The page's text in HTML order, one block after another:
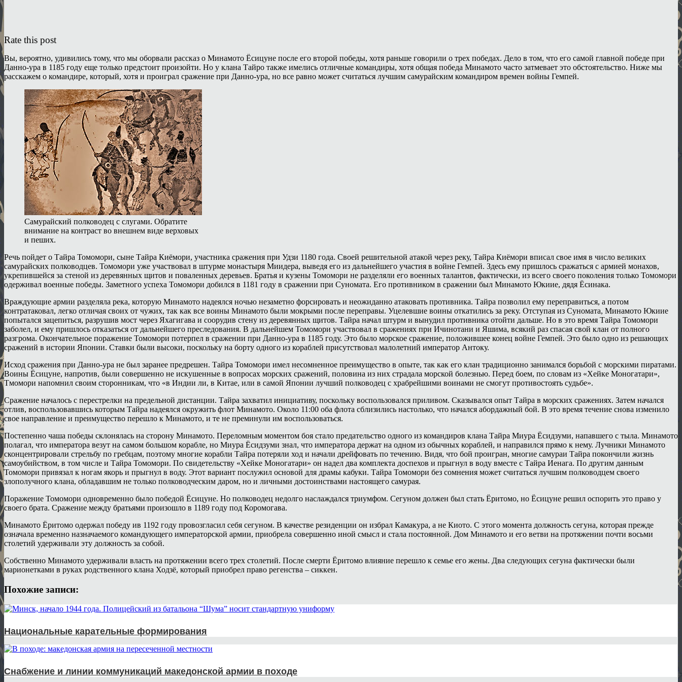
Rate this post
Вы, вероятно, удивились тому, что мы оборвали рассказ о Минамото Ёсицуне после его второй победы, хотя раньше говорили о трех победах. Дело в том, что его самой главной победе при
Данно-ура в 1185 году еще только предстоит произойти. Но у клана Тайро также имелись отличные командиры, хотя общая победа Минамото часто затмевает это обстоятельство. Ниже мы
расскажем о командире, который, хотя и проиграл сражение при Данно-ура, но все равно может считаться лучшим самурайским командиром времен войны Гемпей.
Самурайский полководец с слугами. Обратите
внимание на контраст во внешнем виде верховых
и пеших.
Речь пойдет о Тайра Томомори, сыне Тайра Киёмори, участника сражения при Удзи 1180 года. Своей решительной атакой через реку, Тайра Киёмори вписал свое имя в число великих
самурайских полководцев. Томомори уже участвовал в штурме монастыря Миидера, выведя его из дальнейшего участия в войне Гемпей. Здесь ему пришлось сражаться с армией монахов,
укрепившейся за стеной из деревянных щитов и поваленных деревьев. Братья и кузены Томомори не разделяли его военных талантов, фактически, из всего своего поколения только Томомори
одерживал военные победы. Заметного успеха Томомори добился в 1181 году в сражении при Суномата. Его противником в сражении был Минамото Юкиие, дядя Ёсинака.
Враждующие армии разделяла река, которую Минамото надеялся ночью незаметно форсировать и неожиданно атаковать противника. Тайра позволил ему переправиться, а потом
контратаковал, легко отличая своих от чужих, так как все воины Минамото были мокрыми после переправы. Уцелевшие воины откатились за реку. Отступая из Суномата, Минамото Юкиие
попытался зацепиться, разрушив мост через Яхагигава и соорудив стену из деревянных щитов. Тайра начал штурм и вынудил противника отойти дальше. Но в это время Тайра Томомори
заболел, и ему пришлось отказаться от дальнейшего преследования. В дальнейшем Томомори участвовал в сражениях при Ичинотани и Яшима, всякий раз спасая свой клан от полного
разгрома. Окончательное поражение Томомори потерпел в сражении при Данно-ура в 1185 году. Это было морское сражение, положившее конец войне Гемпей. Это было одно из решающих
сражений в истории Японии. Ставки были высоки, поскольку на борту одного из кораблей присутствовал малолетний император Антоку.
Исход сражения при Данно-ура не был заранее предрешен. Тайра Томомори имел несомненное преимущество в опыте, так как его клан традиционно занимался борьбой с морскими пиратами.
Воины Ёсицуне, напротив, были совершенно не искушенные в вопросах морских сражений, половина из них страдала морской болезнью. Перед боем, по словам из «Хейке Моногатари»,
Тмомори напомнил своим сторонникам, что «в Индии ли, в Китае, или в самой Японии лучший полководец с храбрейшими воинами не смогут противостоять судьбе».
Сражение началось с перестрелки на предельной дистанции. Тайра захватил инициативу, поскольку воспользовался приливом. Сказывался опыт Тайра в морских сражениях. Затем начался
отлив, воспользовавшись которым Тайра надеялся окружить флот Минамото. Около 11:00 оба флота сблизились настолько, что начался абордажный бой. В это время течение снова изменило
свое направление и преимущество перешло к Минамото, и те не преминули им воспользоваться.
Постепенно чаша победы склонялась на сторону Минамото. Переломным моментом боя стало предательство одного из командиров клана Тайра Миура Ёсидзуми, напавшего с тыла. Минамото
полагал, что императора везут на самом большом корабле, но Миура Ёсидзуми знал, что императора держат на одном из обычных кораблей, и направился прямо к нему. Лучники Минамото
сконцентрировали стрельбу по гребцам, поэтому многие корабли Тайра потеряли ход и начали дрейфовать по течению. Видя, что бой проигран, многие самураи Тайра покончили жизнь
самоубийством, в том числе и Тайра Томомори. По свидетельству «Хейке Моногатари» он надел два комплекта доспехов и прыгнул в воду вместе с Тайра Иенага. По другим данным
Томомори привязал к ногам якорь и прыгнул в воду. Этот вариант послужил основой для драмы кабуки. Тайра Томомори без сомнения может считаться лучшим полководцем своего
злополучного клана, обладавшим не только полководческим даром, но и личными достоинствами настоящего самурая.
Поражение Томомори одновременно было победой Ёсицуне. Но полководец недолго наслаждался триумфом. Сегуном должен был стать Ёритомо, но Ёсицуне решил оспорить это право у
своего брата. Сражение между братьями произошло в 1189 году под Коромогава.
Минамото Ёритомо одержал победу ив 1192 году провозгласил себя сегуном. В качестве резиденции он избрал Камакура, а не Киото. С этого момента должность сегуна, которая прежде
означала временно назначаемого командующего императорской армии, приобрела совершенно иной смысл и стала постоянной. Дом Минамото и его ветви на протяжении почти восьми
столетий удерживали эту должность за собой.
Собственно Минамото удерживали власть на протяжении всего трех столетий. После смерти Ёритомо влияние перешло к семье его жены. Два следующих сегуна фактически были
марионетками в руках родственного клана Ходзё, который приобрел право регенства – сиккен.
Похожие записи:
Национальные карательные формирования
Снабжение и линии коммуникаций македонской армии в походе